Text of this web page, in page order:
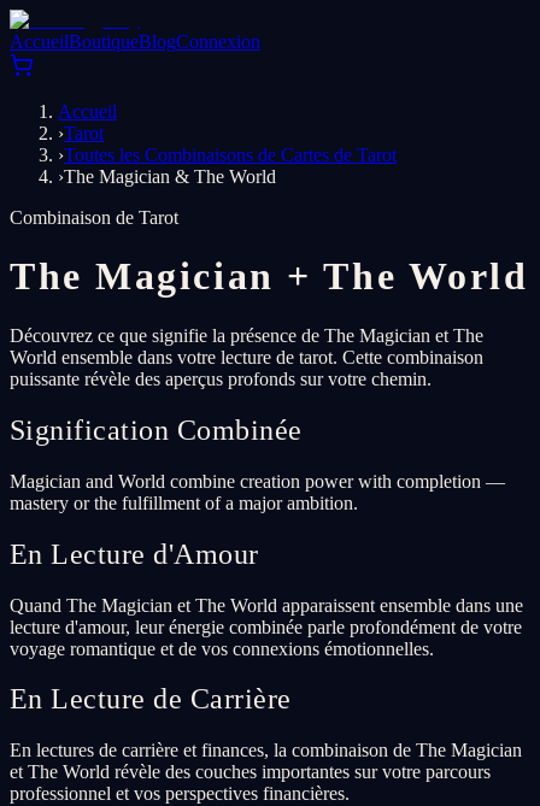
AccueilBoutiqueBlogConnexion
Accueil
›Tarot
›Toutes les Combinaisons de Cartes de Tarot
›The Magician & The World
Combinaison de Tarot
The Magician +The World
Découvrez ce que signifie la présence de The Magician et The
World ensemble dans votre lecture de tarot. Cette combinaison
puissante révèle des aperçus profonds sur votre chemin.
Signification Combinée
Magician and World combine creation power with completion —
mastery or the fulfillment of a major ambition.
En Lecture d'Amour
Quand The Magician et The World apparaissent ensemble dans une
lecture d'amour, leur énergie combinée parle profondément de votre
voyage romantique et de vos connexions émotionnelles.
En Lecture de Carrière
En lectures de carrière et finances, la combinaison de The Magician
et The World révèle des couches importantes sur votre parcours
professionnel et vos perspectives financières.